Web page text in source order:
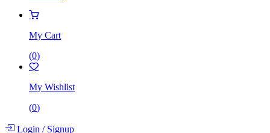
My Cart
(0)
My Wishlist
(0)
Login /Signup